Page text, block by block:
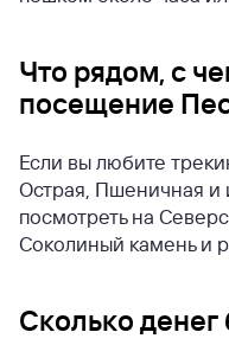
Что рядом, с
посещение
Если вы любите
Острая, Пшеничная и
посмотреть на
Соколиный камень и
Сколько денег